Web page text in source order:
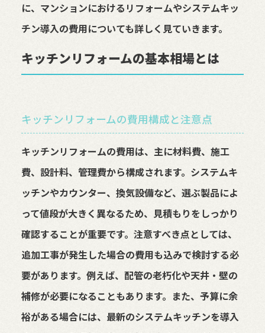
に、マンションにおけるリフォームやシステムキッ
チン導入の費用についても詳しく見ていきます。
キッチンリフォームの基本相場とは
キッチンリフォームの費用構成と注意点
キッチンリフォームの費用は、主に材料費、施工
費、設計料、管理費から構成されます。システムキ
ッチンやカウンター、換気設備など、選ぶ製品によ
って値段が大きく異なるため、見積もりをしっかり
確認することが重要です。注意すべき点としては、
追加工事が発生した場合の費用も込みで検討する必
要があります。例えば、配管の老朽化や天井・壁の
補修が必要になることもあります。また、予算に余
裕がある場合には、最新のシステムキッチンを導入